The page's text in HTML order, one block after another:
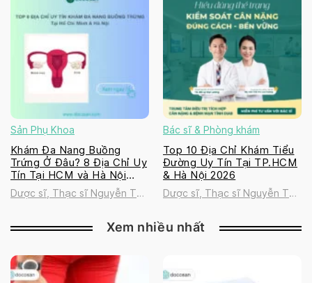
Sản Phụ Khoa
Khám Đa Nang Buồng
Trứng Ở Đâu? 8 Địa Chỉ Uy
Tín Tại HCM và Hà Nội
2026
Dược sĩ, Thạc sĩ Nguyễn Thị
Bác sĩ & Phòng khám
Top 10 Địa Chỉ Khám Tiểu
Đường Uy Tín Tại TP.HCM
& Hà Nội 2026
Dược sĩ, Thạc sĩ Nguyễn Thị
Xem nhiều nhất